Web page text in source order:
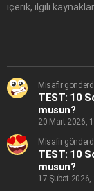
içerik, ilgili
Misafir
TEST: 10
musun?
20 Mart 2026,
Misafir
TEST: 10
musun?
17 Şubat 2026,